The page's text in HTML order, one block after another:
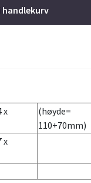
handlekurv
x
(høyde=
110+70mm)
x